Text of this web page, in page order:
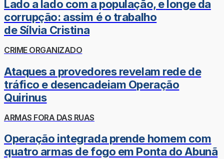
Lado a lado com a população, e longe da
corrupção: assim é o trabalho
de Sílvia Cristina
CRIME ORGANIZADO
Ataques a provedores revelam rede de
tráfico e desencadeiam Operação
Quirinus
ARMAS FORA DAS RUAS
Operação integrada prende homem com
quatro armas de fogo em Ponta do Abunã